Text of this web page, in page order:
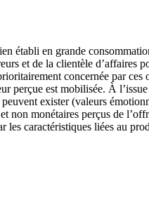
établi en grande
et de la clientèle
concernée par
perçue est mobilisée. À
exister (valeurs
non monétaires perçus de
les caractéristiques liées au